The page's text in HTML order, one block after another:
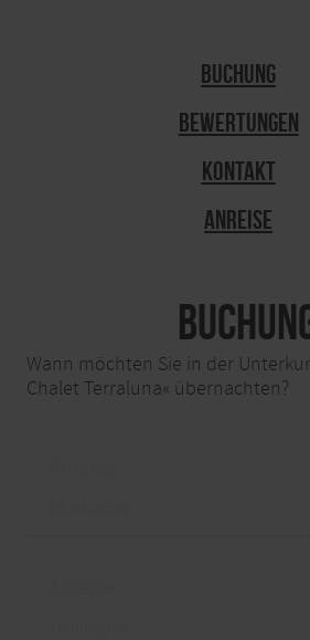
Buchung
Bewertungen
Kontakt
Anreise
Wann möchten Sie in der
Chalet Terraluna« übernachten?